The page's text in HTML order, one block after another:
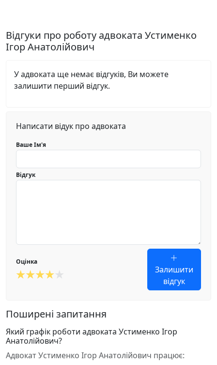
Відгуки про роботу адвоката Устименко
Ігор Анатолійович
У адвоката ще немає відгуків, Ви можете
залишити перший відгук.
Написати відук про адвоката
Ваше Ім'я
Відгук
Оцінка
Залишити
відгук
Поширені запитання
Який графік роботи адвоката Устименко Ігор
Анатолійович?
Адвокат Устименко Ігор Анатолійович працює: